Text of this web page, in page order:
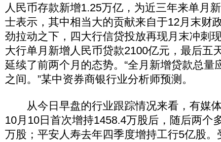
人民币存款新增1.25万亿，为近三年来单月
士表示，其中相当大的贡献来自于12月末财
劲拉动之下，四大行信贷投放再现月末冲刺
大行单月新增人民币贷款2100亿元，最后五
延续了前两个月的态势。“全月新增贷款总量
之间。”某中资券商银行业分析师预测。
从今日早盘的行业跟踪情况来看，有媒
10月10日首次增持1458.4万股后，随后两个
万股；平安人寿去年四季度增持工行5亿股